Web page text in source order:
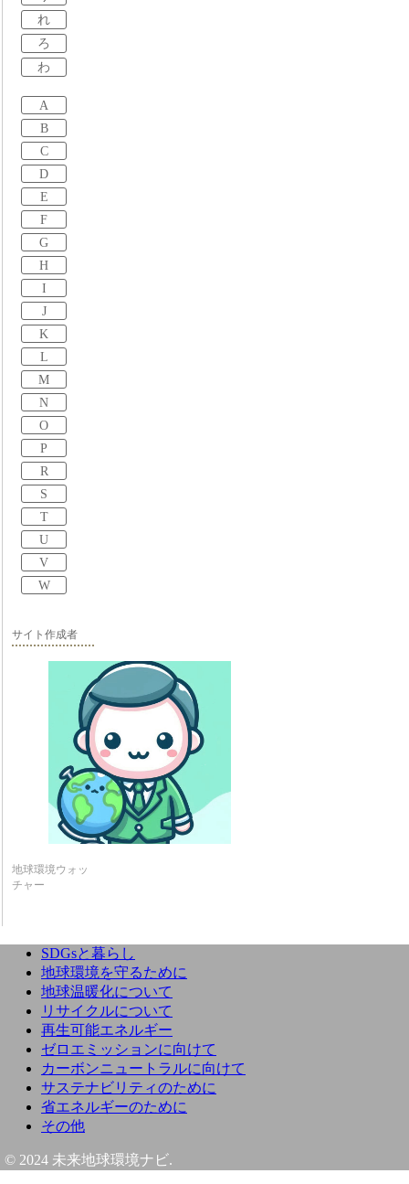
れ
ろ
わ
A
B
C
D
E
F
G
H
I
J
K
L
M
N
O
P
R
S
T
U
V
W
サイト作成者
地球環境ウォッ
チャー
SDGsと暮らし
地球環境を守るために
地球温暖化について
リサイクルについて
再生可能エネルギー
ゼロエミッションに向けて
カーボンニュートラルに向けて
サステナビリティのために
省エネルギーのために
その他
© 2024 未来地球環境ナビ.